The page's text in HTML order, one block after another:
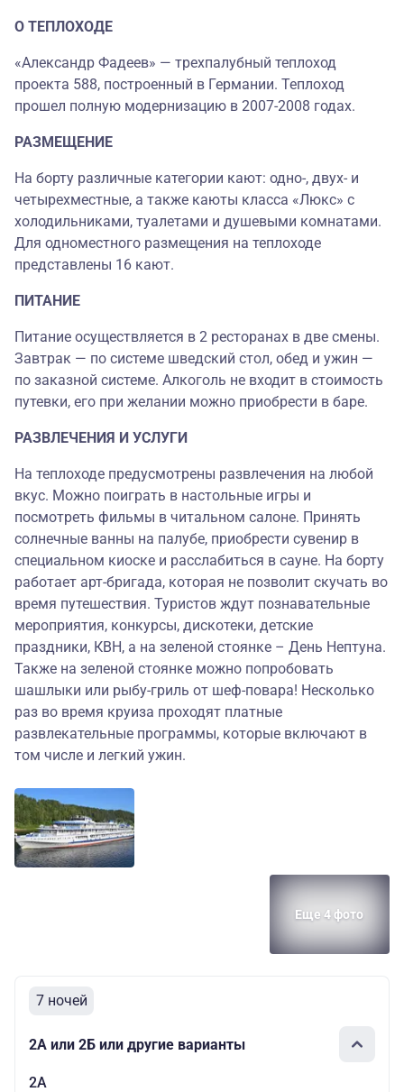
О ТЕПЛОХОДЕ
«Александр Фадеев» — трехпалубный теплоход
проекта 588, построенный в Германии. Теплоход
прошел полную модернизацию в 2007-2008 годах.
РАЗМЕЩЕНИЕ
На борту различные категории кают: одно-, двух- и
четырехместные, а также каюты класса «Люкс» с
холодильниками, туалетами и душевыми комнатами.
Для одноместного размещения на теплоходе
представлены 16 кают.
ПИТАНИЕ
Питание осуществляется в 2 ресторанах в две смены.
Завтрак — по системе шведский стол, обед и ужин —
по заказной системе. Алкоголь не входит в стоимость
путевки, его при желании можно приобрести в баре.
РАЗВЛЕЧЕНИЯ И УСЛУГИ
На теплоходе предусмотрены развлечения на любой
вкус. Можно поиграть в настольные игры и
посмотреть фильмы в читальном салоне. Принять
солнечные ванны на палубе, приобрести сувенир в
специальном киоске и расслабиться в сауне. На борту
работает арт-бригада, которая не позволит скучать во
время путешествия. Туристов ждут познавательные
мероприятия, конкурсы, дискотеки, детские
праздники, КВН, а на зеленой стоянке – День Нептуна.
Также на зеленой стоянке можно попробовать
шашлыки или рыбу-гриль от шеф-повара! Несколько
раз во время круиза проходят платные
развлекательные программы, которые включают в
том числе и легкий ужин.
Еще 4 фото
7 ночей
2А или 2Б или другие варианты
2А